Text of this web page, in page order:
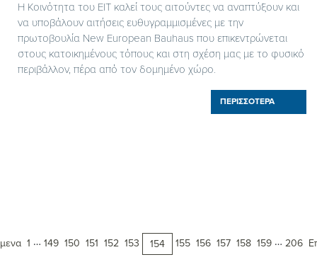
Η Κοινότητα του EIT καλεί τους αιτούντες να αναπτύξουν και
να υποβάλουν αιτήσεις ευθυγραμμισμένες με την
πρωτοβουλία New European Bauhaus που επικεντρώνεται
στους κατοικημένους τόπους και στη σχέση μας με το φυσικό
περιβάλλον, πέρα από τον δομημένο χώρο.
ΠΕΡΙΣΣΟΤΕΡΑ
1 … 149 150 151 152 153 154 155 156 157 158 159 … 206